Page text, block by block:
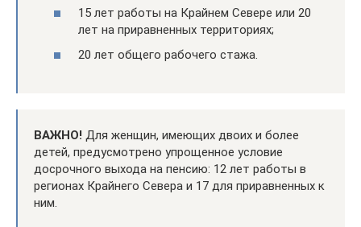
15 лет работы на Крайнем Севере или 20
лет на приравненных территориях;
20 лет общего рабочего стажа.
ВАЖНО! Для женщин, имеющих двоих и более
детей, предусмотрено упрощенное условие
досрочного выхода на пенсию: 12 лет работы в
регионах Крайнего Севера и 17 для приравненных к
ним.